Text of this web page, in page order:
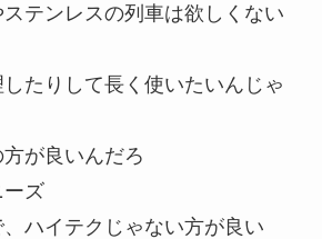
テンレスの列車は欲しくない
たりして長く使いたいんじゃ
が良いんだろ
ーズ
ハイテクじゃない方が良い